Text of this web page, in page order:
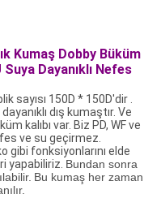
Kumaş Dobby Büküm
Dayanıklı Nefes
sayısı 150D * 150D'dir.
dış kumaştır. Ve
kalıbı var. Biz PD, WF ve
ve su geçirmez.
gibi fonksiyonlarını elde
yapabiliriz. Bundan sonra
Bu kumaş her zaman